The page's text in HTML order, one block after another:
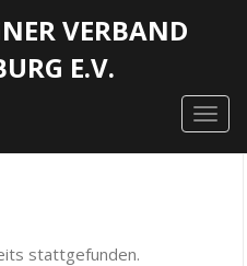
VERBAND
E.V.
stattgefunden.